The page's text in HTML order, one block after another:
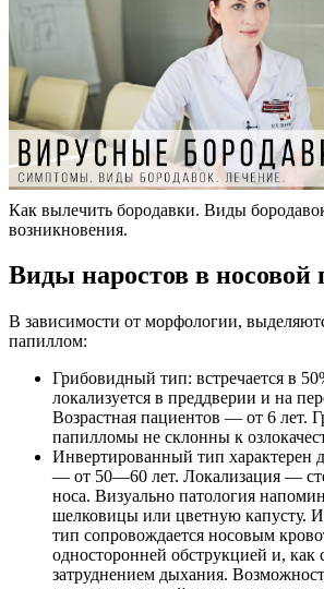
Как вылечить бородавки. Виды
возникновения.
Виды наростов в носовой
В зависимости от морфологии,
папиллом:
Грибовидный тип: встречается в
локализуется в преддверии и на
Возрастная пациентов — от 6 лет.
папилломы не склонны к
Инвертированный тип характерен
— от 50—60 лет. Локализация —
носа. Визуально патология
шелковицы или цветную капусту.
тип сопровождается носовым
односторонней обструкцией и, как
затруднением дыхания.